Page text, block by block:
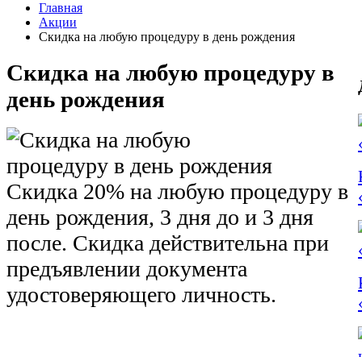
Главная
Акции
Скидка на любую процедуру в день рождения
Скидка на любую процедуру в
день рождения
Скидка 20% на любую процедуру в
день рождения, 3 дня до и 3 дня
после. Скидка действительна при
предъявлении документа
удостоверяющего личность.